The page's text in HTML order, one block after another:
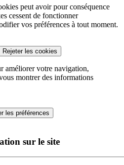
peut avoir pour conséquence
cessent de fonctionner
vos préférences à tout moment.
Rejeter les cookies
améliorer votre navigation,
montrer des informations
les préférences
sur le site